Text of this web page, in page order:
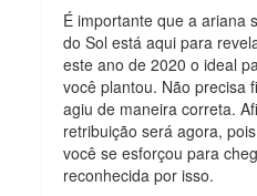
É importante que a ariana
do Sol está aqui para
este ano de 2020 o ideal
você plantou. Não precisa
agiu de maneira correta.
retribuição será agora,
você se esforçou para
reconhecida por isso.